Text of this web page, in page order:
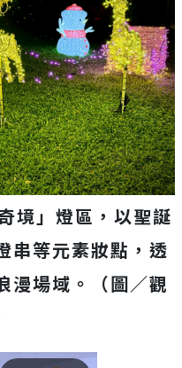
境」燈區，以聖誕
串等元素妝點，透
漫場域。（圖／觀